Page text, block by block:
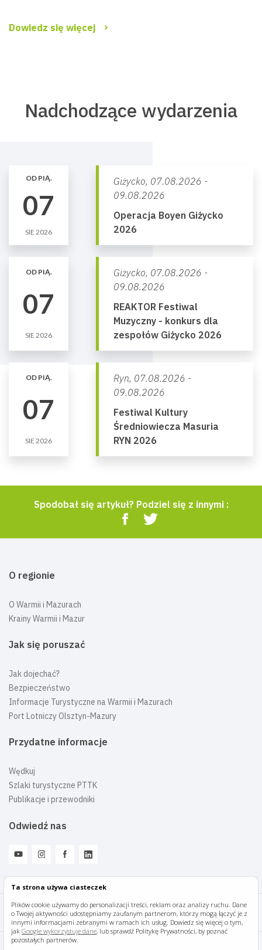
Ta strona używa ciasteczek
Plików cookie używamy do personalizacji treści, reklam oraz analizy ruchu. Dane
o Twojej aktywności udostępniamy zaufanym partnerom, którzy mogą łączyć je z
innymi informacjami zebranymi w ramach ich usług. Dowiedz się więcej o tym,
jak Google wykorzystuje dane, lub sprawdź Politykę Prywatności, by poznać
pozostałych partnerów.
Dowiedz się więcej
Nadchodzące wydarzenia
OD PIĄ.
07
SIE 2026
Giżycko, 07.08.2026 -
09.08.2026
Operacja Boyen Giżycko
2026
OD PIĄ.
07
SIE 2026
Giżycko, 07.08.2026 -
09.08.2026
REAKTOR Festiwal
Muzyczny - konkurs dla
zespołów Giżycko 2026
OD PIĄ.
07
SIE 2026
Ryn, 07.08.2026 -
09.08.2026
Festiwal Kultury
Średniowiecza Masuria
RYN 2026
Spodobał się artykuł? Podziel się z innymi :
O regionie
O Warmii i Mazurach
Krainy Warmii i Mazur
Jak się poruszać
Jak dojechać?
Bezpieczeństwo
Informacje Turystyczne na Warmii i Mazurach
Port Lotniczy Olsztyn-Mazury
Przydatne informacje
Wędkuj
Szlaki turystyczne PTTK
Publikacje i przewodniki
Odwiedź nas
Mazury Travel © 2026
Polityka prywatności